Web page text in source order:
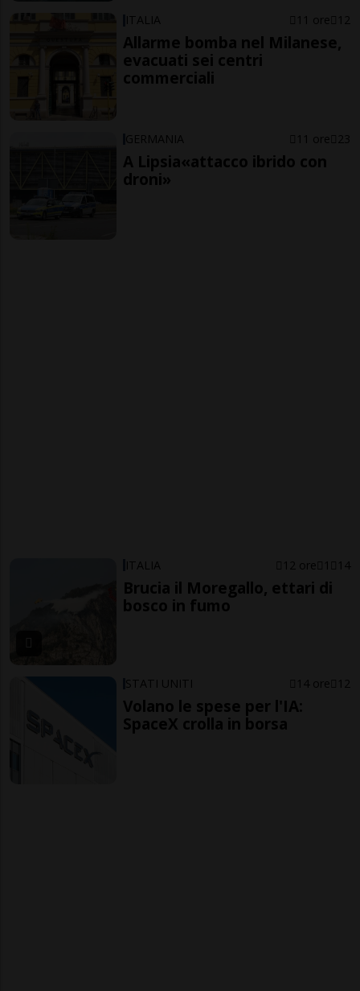
ITALIA 11 ore 12
Allarme bomba nel Milanese,
evacuati sei centri
commerciali
GERMANIA 11 ore 23
A Lipsia«attacco ibrido con
droni»
ITALIA 12 ore 1 14
Brucia il Moregallo, ettari di
bosco in fumo
STATI UNITI 14 ore 12
Volano le spese per l'IA:
SpaceX crolla in borsa